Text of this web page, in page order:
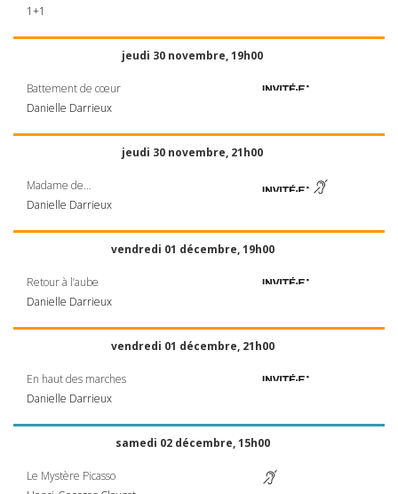
1+1
jeudi 30 novembre, 19h00
Battement de cœur
Danielle Darrieux
jeudi 30 novembre, 21h00
Madame de…
Danielle Darrieux
vendredi 01 décembre, 19h00
Retour à l’aube
Danielle Darrieux
vendredi 01 décembre, 21h00
En haut des marches
Danielle Darrieux
samedi 02 décembre, 15h00
Le Mystère Picasso